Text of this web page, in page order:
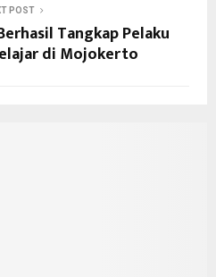
POST
Tangkap Pelaku
di Mojokerto